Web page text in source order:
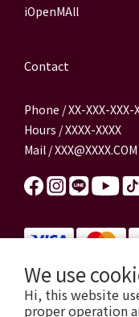
We use
Hi, this website
proper operation
iOpenMAll
Contact
Phone / XX-XXX-XXX-
Hours / XXXX-XXXX
Mail / XXX@XXXX.COM
信源電器